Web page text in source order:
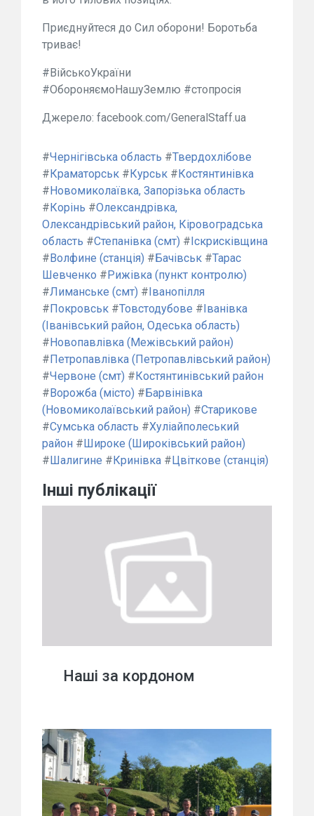
Приєднуйтеся до Сил оборони! Боротьба
триває!
#ВійськоУкраїни
#ОбороняємоНашуЗемлю #стопросія
Джерело: facebook.com/GeneralStaff.ua
#Чернігівська область #Твердохлібове
#Краматорськ #Курськ #Костянтинівка
#Новомиколаївка, Запорізька область
#Корінь #Олександрівка,
Олександрівський район, Кіровоградська
область #Степанівка (смт) #Іскрисківщина
#Волфине (станція) #Бачівськ #Тарас
Шевченко #Рижівка (пункт контролю)
#Лиманське (смт) #Іванопілля
#Покровськ #Товстодубове #Іванівка
(Іванівський район, Одеська область)
#Новопавлівка (Межівський район)
#Петропавлівка (Петропавлівський район)
#Червоне (смт) #Костянтинівський район
#Ворожба (місто) #Барвінівка
(Новомиколаївський район) #Старикове
#Сумська область #Хуліайполеський
район #Широке (Широківський район)
#Шалигине #Кринівка #Цвіткове (станція)
Інші публікації
Наші за кордоном